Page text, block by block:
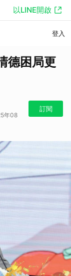
以LINE開啟
登入
德困局更
年08
訂閱